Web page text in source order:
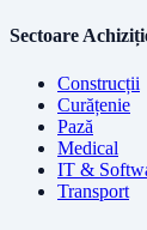
Sectoare
Construcții
Curățenie
Pază
Medical
IT &
Transport